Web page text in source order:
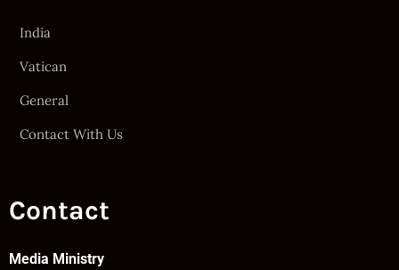
India
Vatican
General
Contact With Us
Contact
Media Ministry